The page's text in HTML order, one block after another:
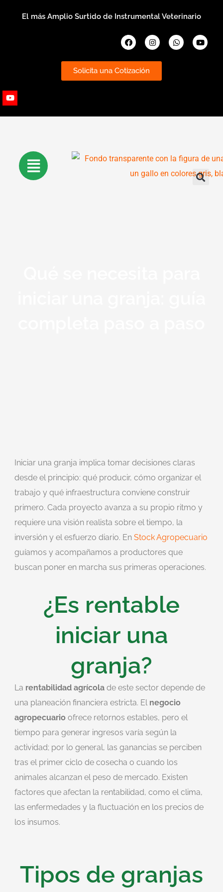
El más Amplio Surtido de Instrumental Veterinario
FacebookInstagramWhatsapp
Solicita una Cotización
Youtube
Iniciar una granja implica tomar decisiones claras
desde el principio: qué producir, cómo organizar el
trabajo y qué infraestructura conviene construir
primero. Cada proyecto avanza a su propio ritmo y
requiere una visión realista sobre el tiempo, la
inversión y el esfuerzo diario. En Stock Agropecuario
guíamos y acompañamos a productores que
buscan poner en marcha sus primeras operaciones.
¿Es rentable
iniciar una
granja?
La rentabilidad agrícolade este sector depende de
una planeación financiera estricta. El negocio
agropecuarioofrece retornos estables, pero el
tiempo para generar ingresos varía según la
actividad; por lo general, las ganancias se perciben
tras el primer ciclo de cosecha o cuando los
animales alcanzan el peso de mercado. Existen
factores que afectan la rentabilidad, como el clima,
las enfermedades y la fluctuación en los precios de
los insumos.
Tipos de granjas